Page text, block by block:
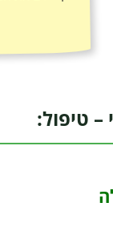
– טיפול: